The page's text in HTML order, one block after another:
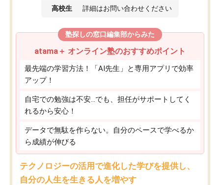
高校生 詳細はお問い合わせください
塾探しの窓口編集部からみた
atama＋ オンライン塾のおすすめポイント
最先端の学習方法！「AI先生」と専用アプリで効率
アップ！
自宅での勉強は不安…でも、担任がサポートしてく
れるから安心！
データで無駄を作らない。自分のペースで学べるか
ら成績が伸びる
テクノロジーの活用で進化した学びを提供し、
自分の人生を生きる人を増やす